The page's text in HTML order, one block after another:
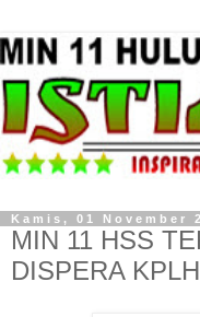
Kamis, 01 November
MIN 11 HSS
DISPERA